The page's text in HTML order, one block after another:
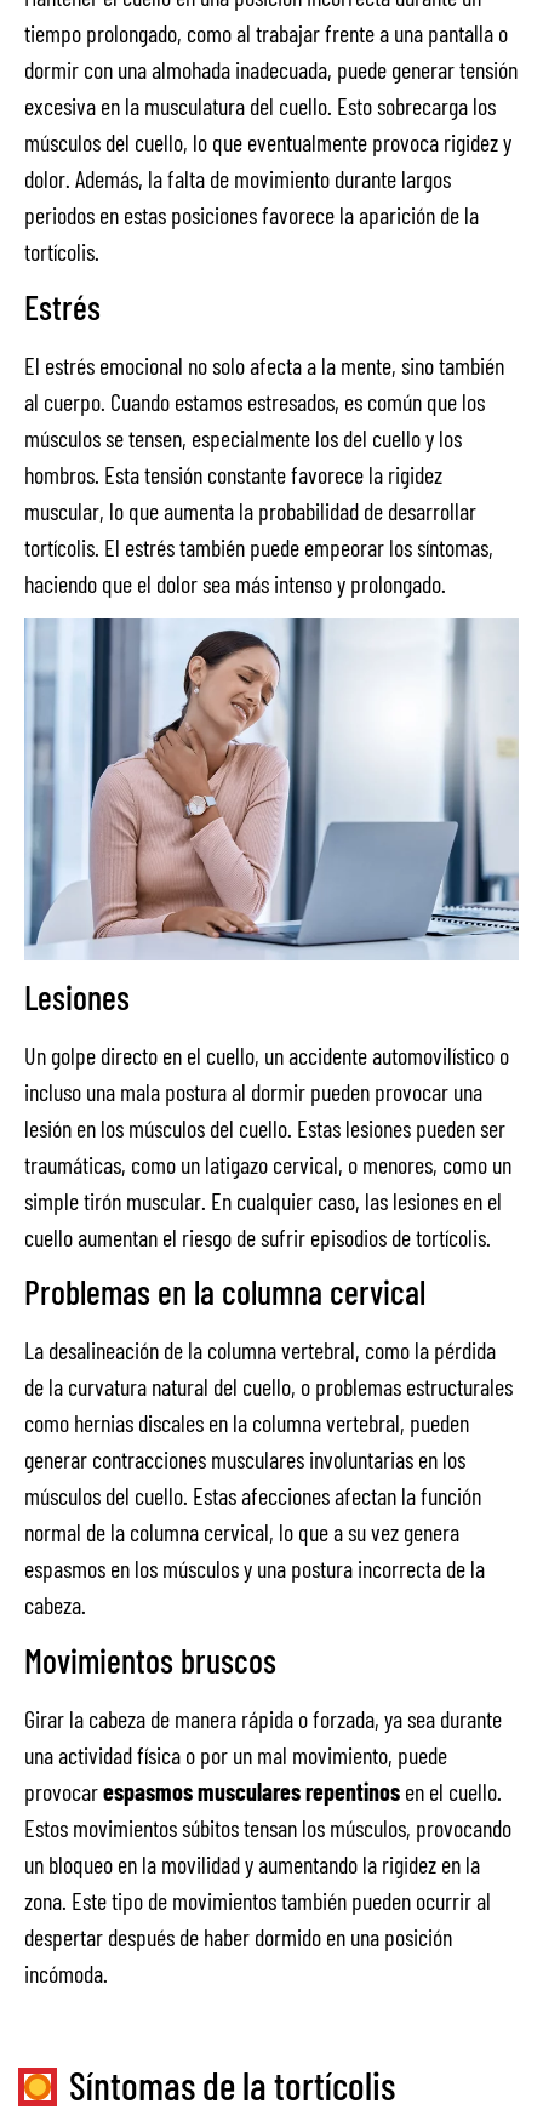
tiempo prolongado, como al trabajar frente a una pantalla o
dormir con una almohada inadecuada, puede generar tensión
excesiva en la musculatura del cuello. Esto sobrecarga los
músculos del cuello, lo que eventualmente provoca rigidez y
dolor. Además, la falta de movimiento durante largos
periodos en estas posiciones favorece la aparición de la
tortícolis.
Estrés
El estrés emocional no solo afecta a la mente, sino también
al cuerpo. Cuando estamos estresados, es común que los
músculos se tensen, especialmente los del cuello y los
hombros. Esta tensión constante favorece la rigidez
muscular, lo que aumenta la probabilidad de desarrollar
tortícolis. El estrés también puede empeorar los síntomas,
haciendo que el dolor sea más intenso y prolongado.
Lesiones
Un golpe directo en el cuello, un accidente automovilístico o
incluso una mala postura al dormir pueden provocar una
lesión en los músculos del cuello. Estas lesiones pueden ser
traumáticas, como un latigazo cervical, o menores, como un
simple tirón muscular. En cualquier caso, las lesiones en el
cuello aumentan el riesgo de sufrir episodios de tortícolis.
Problemas en la columna cervical
La desalineación de la columna vertebral, como la pérdida
de la curvatura natural del cuello, o problemas estructurales
como hernias discales en la columna vertebral, pueden
generar contracciones musculares involuntarias en los
músculos del cuello. Estas afecciones afectan la función
normal de la columna cervical, lo que a su vez genera
espasmos en los músculos y una postura incorrecta de la
cabeza.
Movimientos bruscos
Girar la cabeza de manera rápida o forzada, ya sea durante
una actividad física o por un mal movimiento, puede
provocarespasmos musculares repentinos en el cuello.
Estos movimientos súbitos tensan los músculos, provocando
un bloqueo en la movilidad y aumentando la rigidez en la
zona. Este tipo de movimientos también pueden ocurrir al
despertar después de haber dormido en una posición
incómoda.
Síntomas de la tortícolis